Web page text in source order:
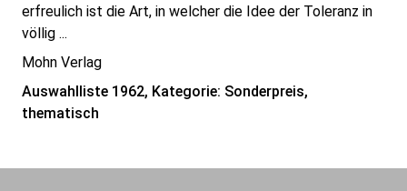
erfreulich ist die Art, in welcher die Idee der Toleranz in
völlig ...
Mohn Verlag
Auswahlliste 1962, Kategorie: Sonderpreis,
thematisch